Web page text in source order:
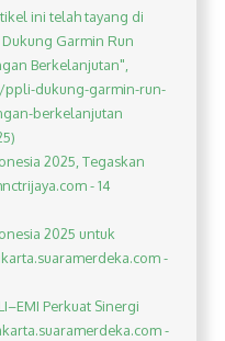
ini telah tayang di
Dukung Garmin Run
Berkelanjutan",
dukung-garmin-run-
berkelanjutan
2025, Tegaskan
- 14
2025 untuk
-
Perkuat Sinergi
-